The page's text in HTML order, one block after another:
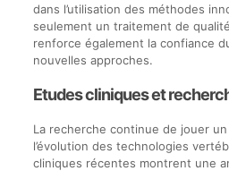
dans l’utilisation des méthodes
seulement un traitement de
renforce également la confiance
nouvelles approches.
Etudes cliniques et
La recherche continue de jouer
l’évolution des technologies
cliniques récentes montrent une